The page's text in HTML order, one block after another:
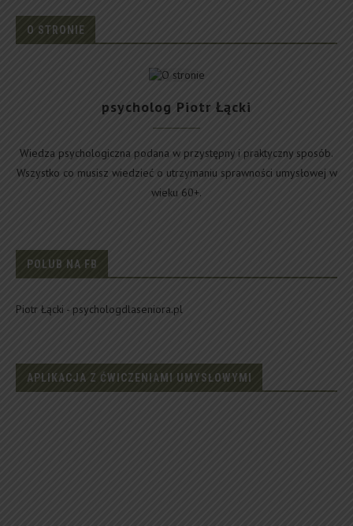
O STRONIE
psycholog Piotr Łącki
Wiedza psychologiczna podana w przystępny i praktyczny sposób.
Wszystko co musisz wiedzieć o utrzymaniu sprawności umysłowej w
wieku 60+.
POLUB NA FB
Piotr Łącki - psychologdlaseniora.pl
APLIKACJA Z ĆWICZENIAMI UMYSŁOWYMI